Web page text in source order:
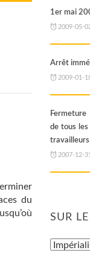
du
1er mai
2009-05-
Arrêt
2009-01-
de tous
travailleurs
2007-12-31
SUR